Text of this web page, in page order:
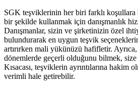
SGK teşviklerinin her biri farklı koşullara
bir şekilde kullanmak için danışmanlık
Danışmanlar, sizin ve şirketinizin özel
bulundurarak en uygun teşvik
artırırken mali yükünüzü hafifletir.
dönemlerde geçerli olduğunu bilmek, size
Kısacası, teşviklerin ayrıntılarına hakim
verimli hale getirebilir.